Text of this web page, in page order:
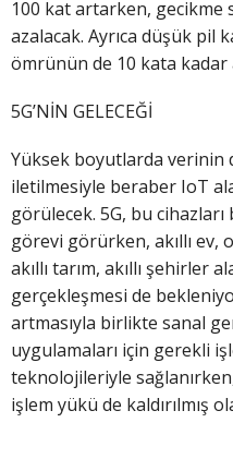
100 kat artarken, gecikme
azalacak. Ayrıca düşük pil
ömrünün de 10 kata
5G’NİN GELECEĞİ
Yüksek boyutlarda verinin
iletilmesiyle beraber IoT
görülecek. 5G, bu
görevi görürken, akıllı ev,
akıllı tarım, akıllı şehirler
gerçekleşmesi de
artmasıyla birlikte sanal
uygulamaları için gerekli
teknolojileriyle
işlem yükü de kaldırılmış